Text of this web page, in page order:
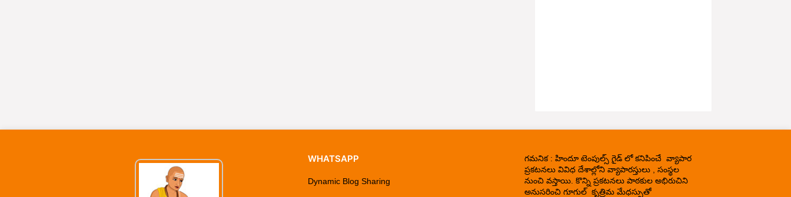
WHATSAPP
Dynamic Blog Sharing
గమనిక : హిందూ టెంపుల్స్ గైడ్ లో కనిపించే వ్యాపార
ప్రకటనలు వివిధ దేశాల్లోని వ్యాపారస్తులు , సంస్థల
నుంచి వస్తాయి. కొన్ని ప్రకటనలు పాఠకుల అభిరుచిని
అనుసరించి గూగుల్ కృత్రిమ మేధస్సుతో